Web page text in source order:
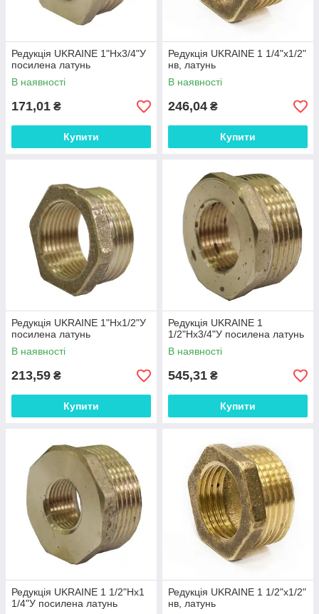
Редукція UKRAINE 1"Нх3/4"У
посилена латунь
В наявності
171,01 ₴
Купити
Редукція UKRAINE 1 1/4"х1/2"
нв, латунь
В наявності
246,04 ₴
Купити
Редукція UKRAINE 1"Нх1/2"У
посилена латунь
В наявності
213,59 ₴
Купити
Редукція UKRAINE 1
1/2"Нх3/4"У посилена латунь
В наявності
545,31 ₴
Купити
Редукція UKRAINE 1 1/2"Нх1
1/4"У посилена латунь
Редукція UKRAINE 1 1/2"х1/2"
нв, латунь